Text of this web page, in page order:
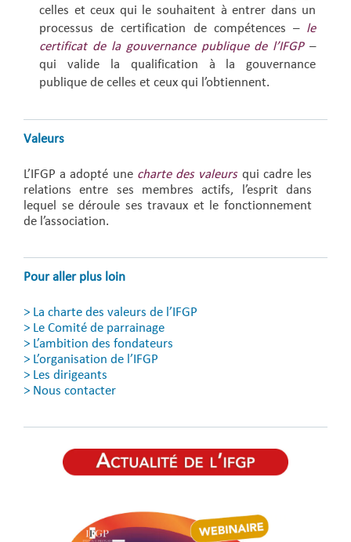
celles et ceux qui le souhaitent à entrer dans un
processus de certification de compétences – le
certificat de la gouvernance publique de l’IFGP–
qui valide la qualification à la gouvernance
publique de celles et ceux qui l’obtiennent.
Valeurs
L’IFGP a adopté une charte des valeursqui cadre les
relations entre ses membres actifs, l’esprit dans
lequel se déroule ses travaux et le fonctionnement
de l’association.
Pour aller plus loin
> La charte des valeurs de l’IFGP
> Le Comité de parrainage
> L’ambition des fondateurs
> L’organisation de l’IFGP
> Les dirigeants
> Nous contacter